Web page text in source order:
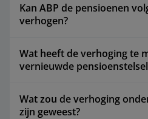
Kan ABP de pensioenen
verhogen?
Wat heeft de verhoging te
vernieuwde
Wat zou de verhoging
zijn geweest?